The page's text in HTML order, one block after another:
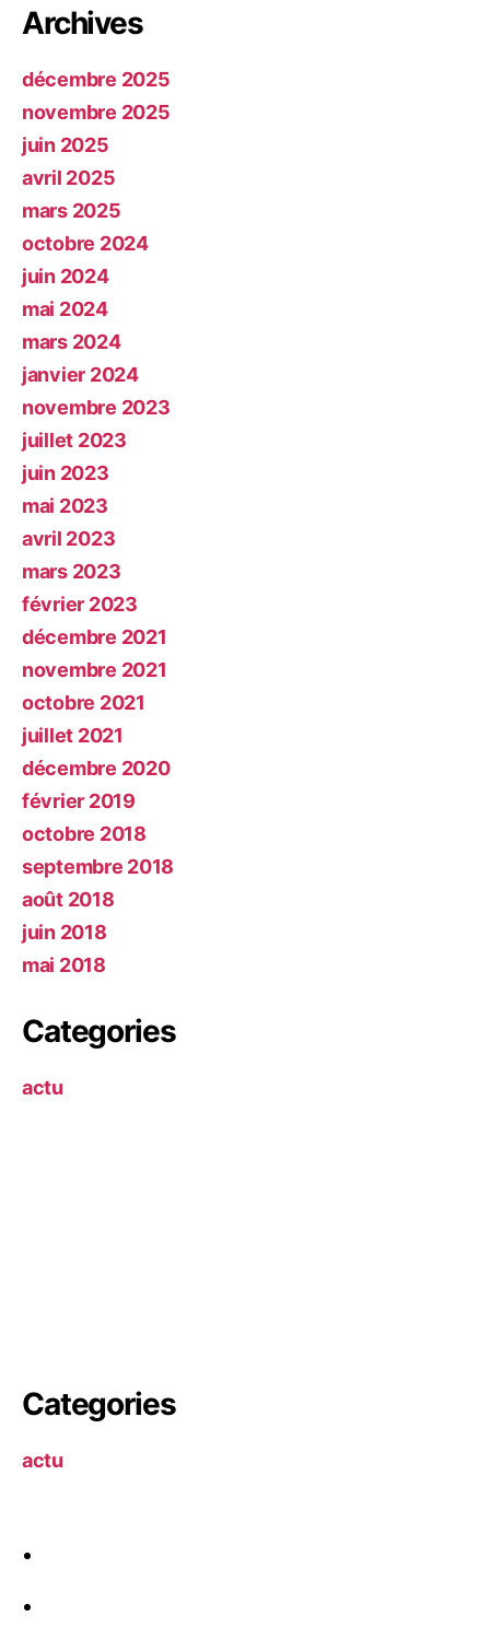
Archives
décembre 2025
novembre 2025
juin 2025
avril 2025
mars 2025
octobre 2024
juin 2024
mai 2024
mars 2024
janvier 2024
novembre 2023
juillet 2023
juin 2023
mai 2023
avril 2023
mars 2023
février 2023
décembre 2021
novembre 2021
octobre 2021
juillet 2021
décembre 2020
février 2019
octobre 2018
septembre 2018
août 2018
juin 2018
mai 2018
Categories
actu
Categories
actu